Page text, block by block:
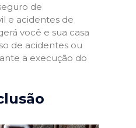
de
e acidentes de
você e sua casa
de acidentes ou
a execução do